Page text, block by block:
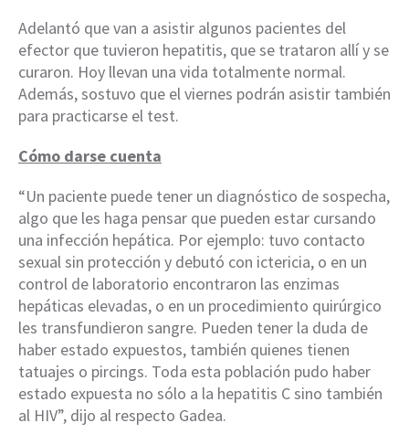
Adelantó que van a asistir algunos pacientes del
efector que tuvieron hepatitis, que se trataron allí y se
curaron. Hoy llevan una vida totalmente normal.
Además, sostuvo que el viernes podrán asistir también
para practicarse el test.
Cómo darse cuenta
“Un paciente puede tener un diagnóstico de sospecha,
algo que les haga pensar que pueden estar cursando
una infección hepática. Por ejemplo: tuvo contacto
sexual sin protección y debutó con ictericia, o en un
control de laboratorio encontraron las enzimas
hepáticas elevadas, o en un procedimiento quirúrgico
les transfundieron sangre. Pueden tener la duda de
haber estado expuestos, también quienes tienen
tatuajes o pircings. Toda esta población pudo haber
estado expuesta no sólo a la hepatitis C sino también
al HIV”, dijo al respecto Gadea.